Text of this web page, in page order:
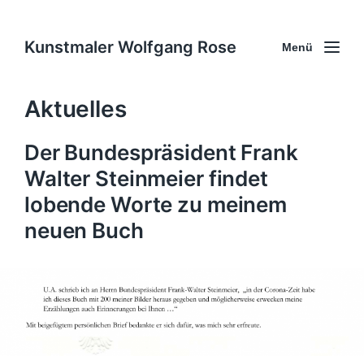
Kunstmaler Wolfgang Rose Menü
Aktuelles
Der Bundespräsident Frank
Walter Steinmeier findet
lobende Worte zu meinem
neuen Buch